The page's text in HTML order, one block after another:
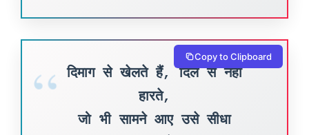
दिमाग से खेलते हैं, दिल से नहीं
हारते,
जो भी सामने आए उसे सीधा
Copy to Clipboard